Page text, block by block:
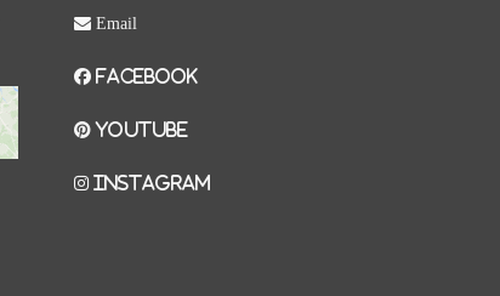
Email
Facebook
YouTube
Instagram